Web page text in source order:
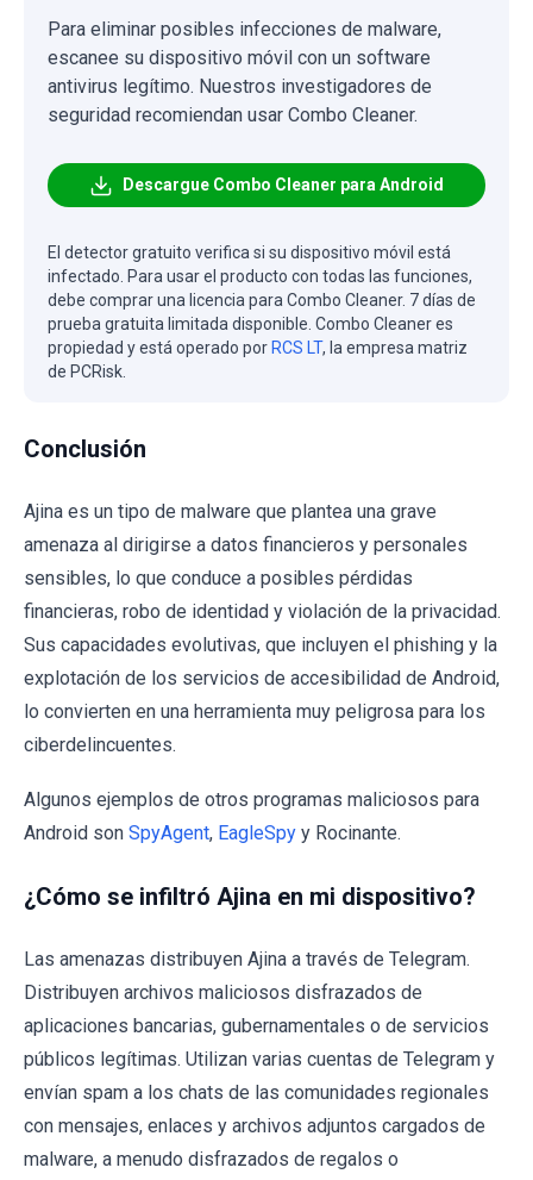
Para eliminar posibles infecciones de malware,
escanee su dispositivo móvil con un software
antivirus legítimo. Nuestros investigadores de
seguridad recomiendan usar Combo Cleaner.
Descargue Combo Cleaner para Android
El detector gratuito verifica si su dispositivo móvil está
infectado. Para usar el producto con todas las funciones,
debe comprar una licencia para Combo Cleaner. 7 días de
prueba gratuita limitada disponible. Combo Cleaner es
propiedad y está operado por RCS LT, la empresa matriz
de PCRisk.
Conclusión
Ajina es un tipo de malware que plantea una grave
amenaza al dirigirse a datos financieros y personales
sensibles, lo que conduce a posibles pérdidas
financieras, robo de identidad y violación de la privacidad.
Sus capacidades evolutivas, que incluyen el phishing y la
explotación de los servicios de accesibilidad de Android,
lo convierten en una herramienta muy peligrosa para los
ciberdelincuentes.
Algunos ejemplos de otros programas maliciosos para
Android son SpyAgent, EagleSpy y Rocinante.
¿Cómo se infiltró Ajina en mi dispositivo?
Las amenazas distribuyen Ajina a través de Telegram.
Distribuyen archivos maliciosos disfrazados de
aplicaciones bancarias, gubernamentales o de servicios
públicos legítimas. Utilizan varias cuentas de Telegram y
envían spam a los chats de las comunidades regionales
con mensajes, enlaces y archivos adjuntos cargados de
malware, a menudo disfrazados de regalos o